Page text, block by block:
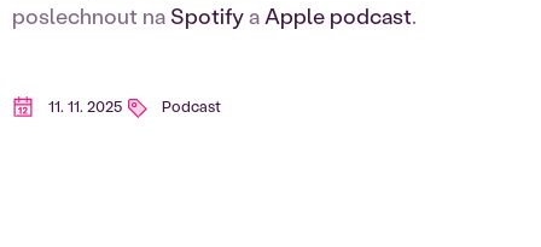
poslechnout na SpotifyaApple podcast.
11. 11. 2025 Podcast